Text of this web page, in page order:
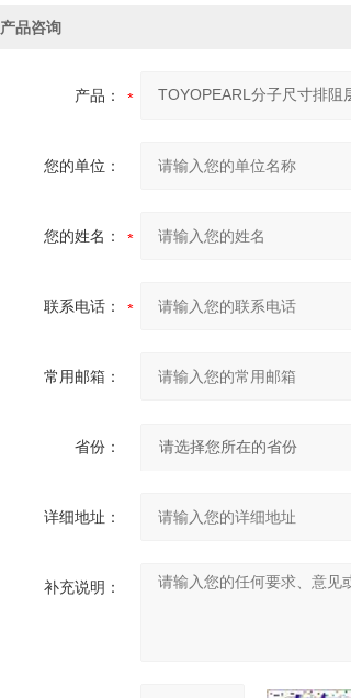
产品咨询
产品：
您的单位：
您的姓名：
联系电话：
常用邮箱：
省份：
详细地址：
补充说明：